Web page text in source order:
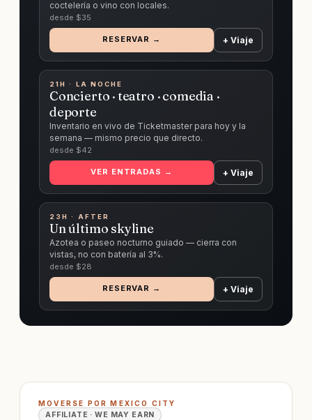
coctelería o vino con locales.
desde $35
RESERVAR → + Viaje
21H · LA NOCHE
Concierto · teatro · comedia ·
deporte
Inventario en vivo de Ticketmaster para hoy y la
semana — mismo precio que directo.
desde $42
VER ENTRADAS → + Viaje
23H · AFTER
Un último skyline
Azotea o paseo nocturno guiado — cierra con
vistas, no con batería al 3%.
desde $28
RESERVAR → + Viaje
MOVERSE POR MEXICO CITY
AFFILIATE · WE MAY EARN